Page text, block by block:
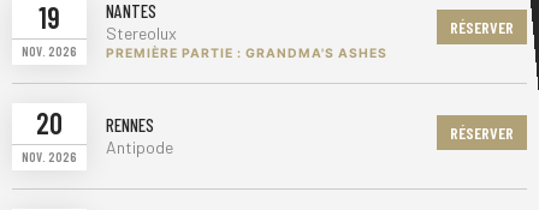
19
NOV. 2026
NANTES
Stereolux
PREMIÈRE PARTIE : GRANDMA'S ASHES
RÉSERVER
20
NOV. 2026
RENNES
Antipode
RÉSERVER